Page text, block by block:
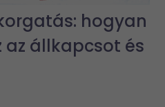
hogyan
az állkapcsot és